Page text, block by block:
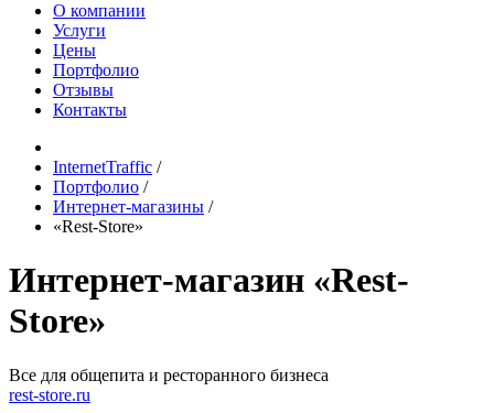
О компании
Услуги
Цены
Портфолио
Отзывы
Контакты
InternetTraffic /
Портфолио /
Интернет-магазины /
«Rest-Store»
Интернет-магазин «Rest-
Store»
Все для общепита и ресторанного бизнеса
rest-store.ru